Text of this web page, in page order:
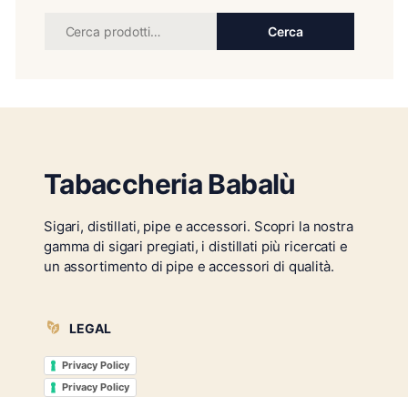
Cerca
Tabaccheria Babalù
Sigari, distillati, pipe e accessori. Scopri la nostra
gamma di sigari pregiati, i distillati più ricercati e
un assortimento di pipe e accessori di qualità.
LEGAL
Privacy Policy
Privacy Policy